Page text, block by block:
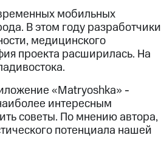
мобильных
В этом году разработчики
медицинского
проекта расширилась. На
«Matryoshka» -
интересным
советы. По мнению автора,
потенциала нашей